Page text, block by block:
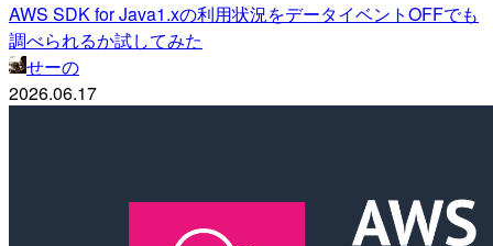
AWS SDK for Java1.xの利用状況をデータイベントOFFでも
調べられるか試してみた
せーの
2026.06.17